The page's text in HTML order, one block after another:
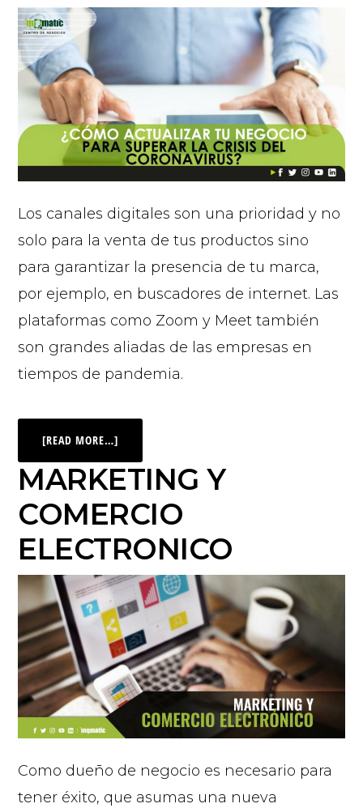
Los canales digitales son una prioridad y no
solo para la venta de tus productos sino
para garantizar la presencia de tu marca,
por ejemplo, en buscadores de internet. Las
plataformas como Zoom y Meet también
son grandes aliadas de las empresas en
tiempos de pandemia.
[READ MORE…]
MARKETING Y
COMERCIO
ELECTRONICO
Como dueño de negocio es necesario para
tener éxito, que asumas una nueva